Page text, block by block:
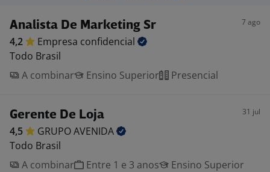
Analista De Marketing Sr 7 ago
4,2 Empresa confidencial
Todo Brasil
A combinar
Ensino Superior Presencial
Gerente De Loja 31 jul
4,5 GRUPOAVENIDA
Todo Brasil
A combinar
Entre 1 e 3 anos
Ensino Superior